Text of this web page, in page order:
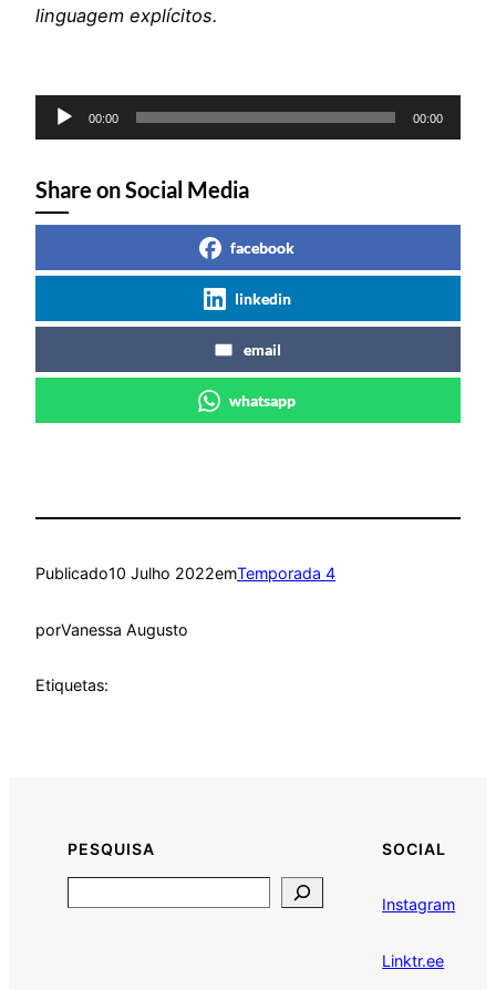
linguagem explícitos.
Reprodutor
de
00:00 00:00
Share on Social Media
facebook
linkedin
email
whatsapp
Publicado10 Julho 2022emTemporada 4
porVanessa Augusto
Etiquetas:
PESQUISA SOCIAL
Instagram
Linktr.ee